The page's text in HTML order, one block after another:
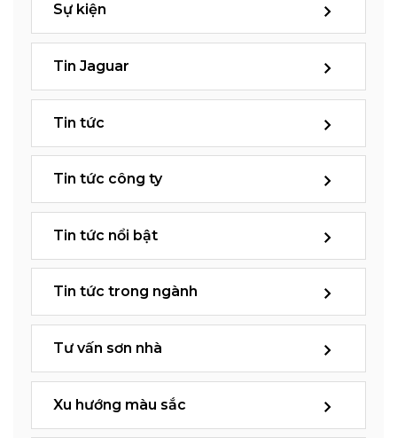
Sự kiện
Tin Jaguar
Tin tức
Tin tức công ty
Tin tức nổi bật
Tin tức trong ngành
Tư vấn sơn nhà
Xu hướng màu sắc